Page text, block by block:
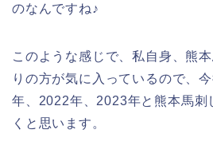
のなんですね♪
このような感じで、私自身、熊
りの方が気に入っているので、
年、2022年、2023年と熊本馬刺
くと思います。